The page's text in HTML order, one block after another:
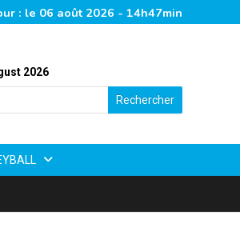
: le 06 août 2026 - 14h47min
2026
Rechercher